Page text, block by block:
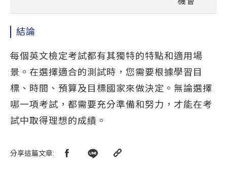
結論
每個英文檢定考試都有其獨特的特點和適用場
景。在選擇適合的測試時，您需要根據學習目
標、時間、預算及目標國家來做決定。無論選擇
哪一項考試，都需要充分準備和努力，才能在考
試中取得理想的成績。
分享這篇文章: